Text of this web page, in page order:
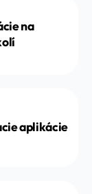
na
aplikácie